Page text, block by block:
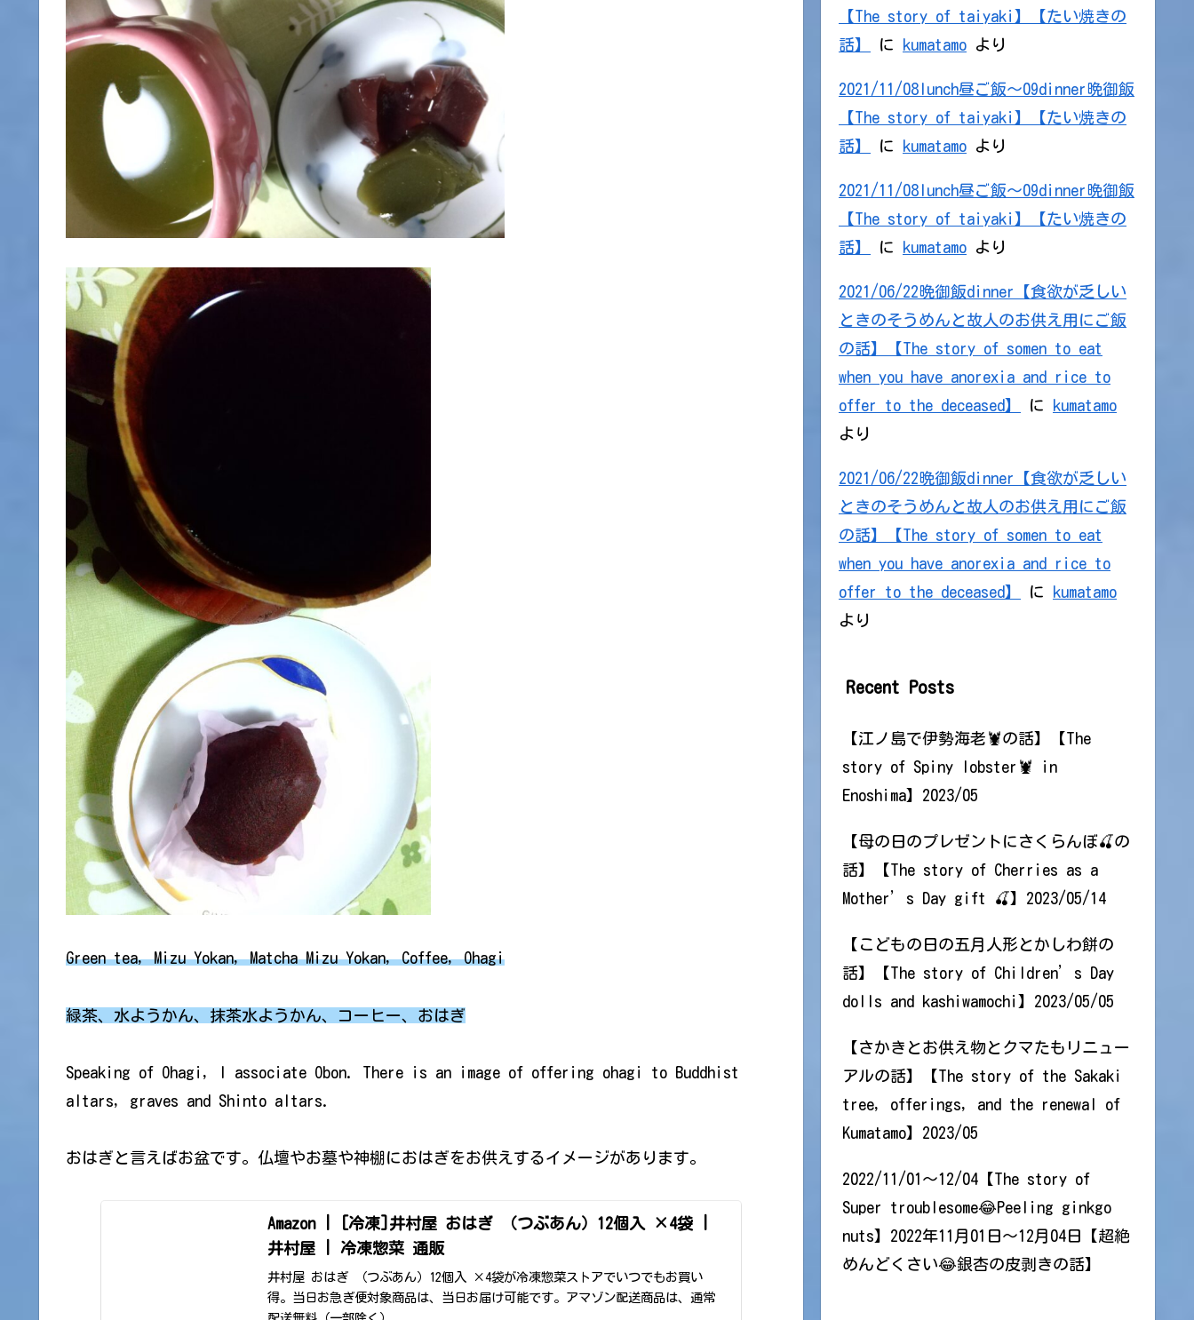
Green tea, Mizu Yokan, Matcha Mizu Yokan, Coffee, Ohagi
緑茶、水ようかん、抹茶水ようかん、コーヒー、おはぎ
Speaking of Ohagi, I associate Obon. There is an image of offering ohagi to Buddhist
altars, graves and Shinto altars.
おはぎと言えばお盆です。仏壇やお墓や神棚におはぎをお供えするイメージがあります。
Amazon | [冷凍]井村屋 おはぎ （つぶあん）12個入 ×4袋 |
井村屋 | 冷凍惣菜 通販
井村屋 おはぎ （つぶあん）12個入 ×4袋が冷凍惣菜ストアでいつでもお買い
得。当日お急ぎ便対象商品は、当日お届け可能です。アマゾン配送商品は、通常
【The story of taiyaki】【たい焼きの
話】
に kumatamo より
2021/11/08lunch昼ご飯～09dinner晩御飯
【The story of taiyaki】【たい焼きの
話】
に kumatamo より
2021/11/08lunch昼ご飯～09dinner晩御飯
【The story of taiyaki】【たい焼きの
話】
に kumatamo より
2021/06/22晩御飯dinner【食欲が乏しい
ときのそうめんと故人のお供え用にご飯
の話】【The story of somen to eat
when you have anorexia and rice to
offer to the deceased】
に
kumatamo
より
2021/06/22晩御飯dinner【食欲が乏しい
ときのそうめんと故人のお供え用にご飯
の話】【The story of somen to eat
when you have anorexia and rice to
offer to the deceased】
に
kumatamo
より
Recent Posts
【江ノ島で伊勢海老🦞の話】【The
story of Spiny lobster🦞 in
Enoshima】2023/05
【母の日のプレゼントにさくらんぼ🍒の
話】【The story of Cherries as a
Mother’s Day gift 🍒】2023/05/14
【こどもの日の五月人形とかしわ餅の
話】【The story of Children’s Day
dolls and kashiwamochi】2023/05/05
【さかきとお供え物とクマたもリニュー
アルの話】【The story of the Sakaki
tree, offerings, and the renewal of
Kumatamo】2023/05
2022/11/01～12/04【The story of
Super troublesome😂Peeling ginkgo
nuts】2022年11月01日～12月04日【超絶
めんどくさい😂銀杏の皮剥きの話】